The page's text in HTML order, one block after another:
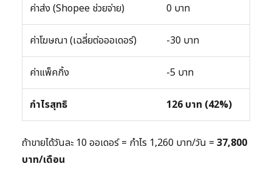
ค่าส่ง (Shopee ช่วยจ่าย) 0 บาท
ค่าโฆษณา (เฉลี่ยต่อออเดอร์) -30 บาท
ค่าแพ็คกิ้ง -5 บาท
กำไรสุทธิ 126 บาท (42%)
ถ้าขายได้วันละ 10 ออเดอร์ = กำไร 1,260 บาท/วัน = 37,800
บาท/เดือน